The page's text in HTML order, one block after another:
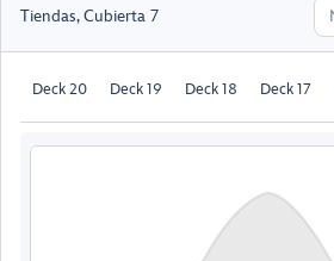
Tiendas,Cubierta 7
Deck 20 Deck 19 Deck 18 Deck 17